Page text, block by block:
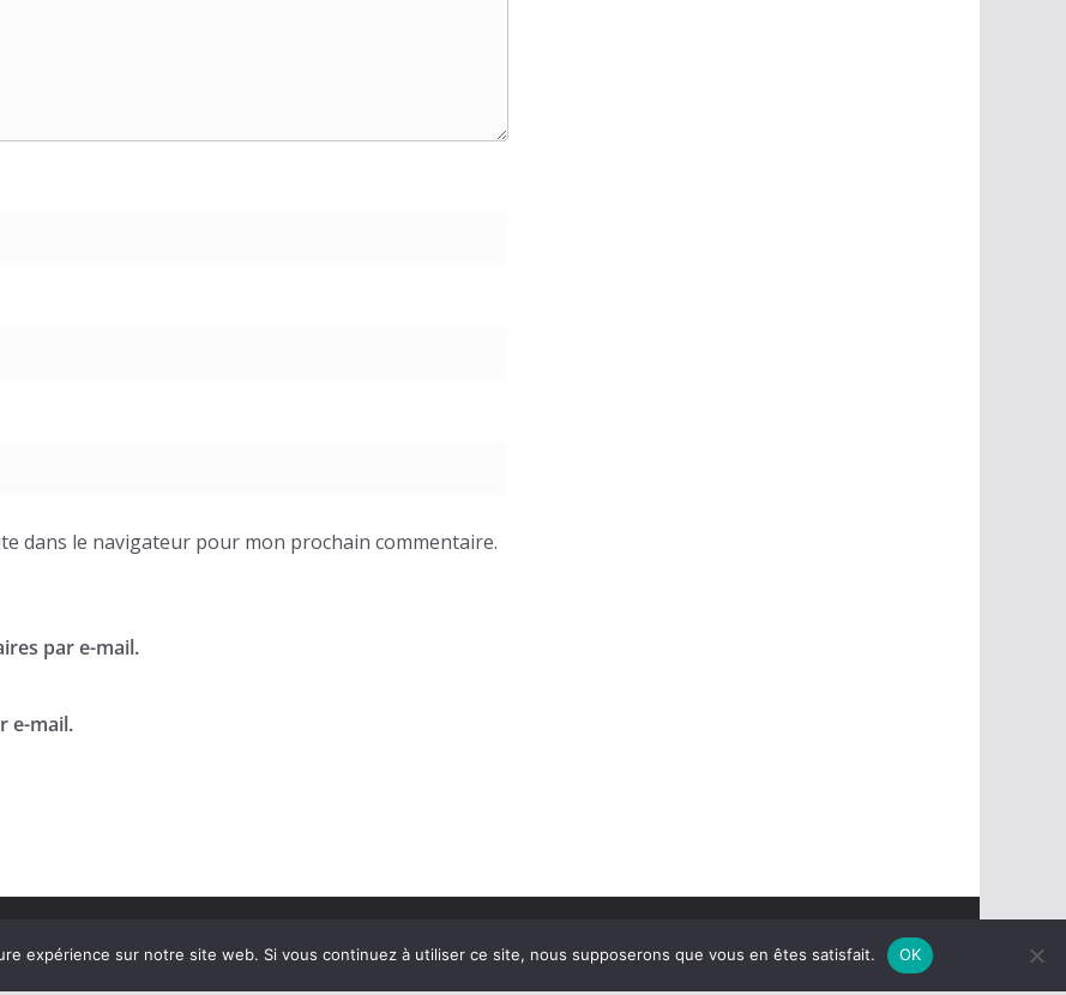
dans le navigateur pour mon prochain commentaire.
par e-mail.
e-mail.
expérience sur notre site web. Si vous continuez à utiliser ce site, nous supposerons que vous en êtes satisfait. OK